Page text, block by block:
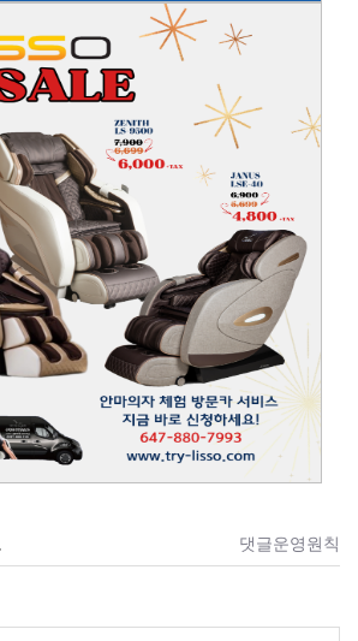
댓글운영원칙